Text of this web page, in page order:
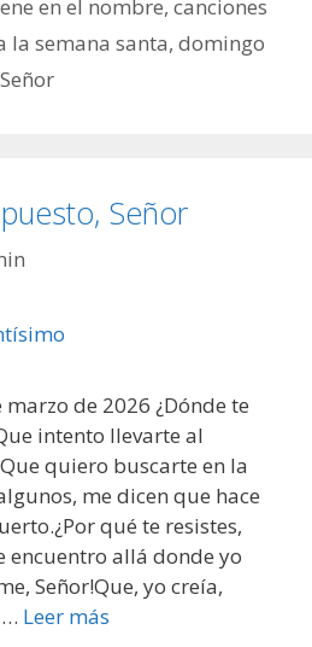
en el nombre,canciones
la semana santa, domingo
Señor
Señor
de 2026 ¿Dónde te
intento llevarte al
quiero buscarte en la
me dicen que hace
qué te resistes,
encuentro allá donde yo
Señor!Que, yo creía,
Leer más